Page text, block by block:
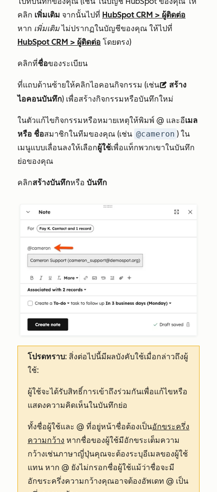
คลิก เพิ่มเติม จากนั้นไปที่ HubSpot CRM > ผู้ติดต่อ
หาก เพิ่มเติมไม่ปรากฏในบัญชีของคุณ ให้ไปที่
HubSpot CRM > ผู้ติดต่อ โดยตรง)
คลิกที่ชื่อของระเบียน
ที่แถบด้านซ้ายให้คลิกไอคอนกิจกรรม (เช่นdescription สร้าง
ไอคอนบันทึก) เพื่อสร้างกิจกรรมหรือบันทึกใหม่
ในตัวแก้ไขกิจกรรมหรือหมายเหตุให้พิมพ์ @ และอีเมล
หรือ ชื่อสมาชิกในทีมของคุณ (เช่น @cameron ) ใน
เมนูแบบเลื่อนลงให้เลือกผู้ใช้เพื่อแท็กพวกเขาในบันทึก
ย่อของคุณ
คลิกสร้างบันทึกหรือ บันทึก
โปรดทราบ: สิ่งต่อไปนี้มีผลบังคับใช้เมื่อกล่าวถึงผู้
ใช้:
ผู้ใช้จะได้รับสิทธิ์การเข้าถึงร่วมกันเพื่อแก้ไขหรือ
แสดงความคิดเห็นในบันทึกย่อ
ทั้งชื่อผู้ใช้และ @ ที่อยู่หน้าชื่อต้องเป็นอักขระครึ่ง
ความกว้าง หากชื่อของผู้ใช้มีอักขระเต็มความ
กว้างเช่นภาษาญี่ปุ่นคุณจะต้องระบุอีเมลของผู้ใช้
แทน หาก @ ยังไม่กรอกชื่อผู้ใช้แม้ว่าชื่อจะมี
อักขระครึ่งความกว้างคุณอาจต้องอัพเดท @ เป็น